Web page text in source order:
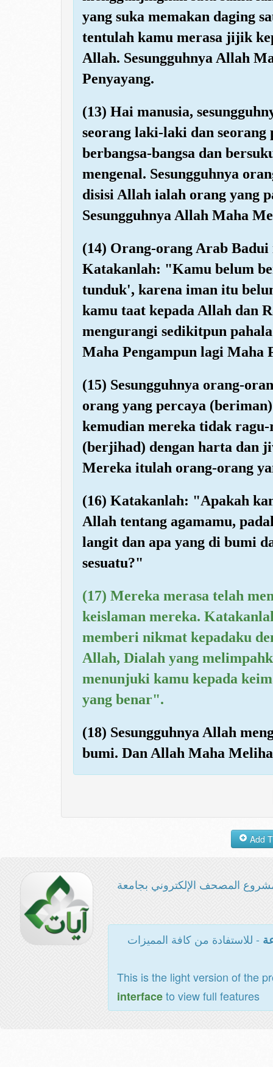
yang suka memakan daging
tentulah kamu merasa jijik
Allah. Sesungguhnya Allah
Penyayang.
(13) Hai manusia,
seorang laki-laki dan
berbangsa-bangsa dan
mengenal. Sesungguhnya
disisi Allah ialah orang yang
Sesungguhnya Allah Maha
(14) Orang-orang Arab
Katakanlah: "Kamu belum
tunduk', karena iman itu
kamu taat kepada Allah dan
mengurangi sedikitpun
Maha Pengampun lagi Maha
(15) Sesungguhnya orang-
orang yang percaya
kemudian mereka tidak
(berjihad) dengan harta dan
Mereka itulah orang-orang
(16) Katakanlah: "Apakah
Allah tentang agamamu,
langit dan apa yang di bumi
sesuatu?"
(17) Mereka merasa telah
keislaman mereka.
memberi nikmat kepadaku
Allah, Dialah yang
menunjuki kamu kepada
yang benar".
(18) Sesungguhnya Allah
bumi. Dan Allah Maha
المصحف الإلكتروني بجامعة
- للاستفادة من كافة المميزات
This is the light version of the
interfaceto view full features